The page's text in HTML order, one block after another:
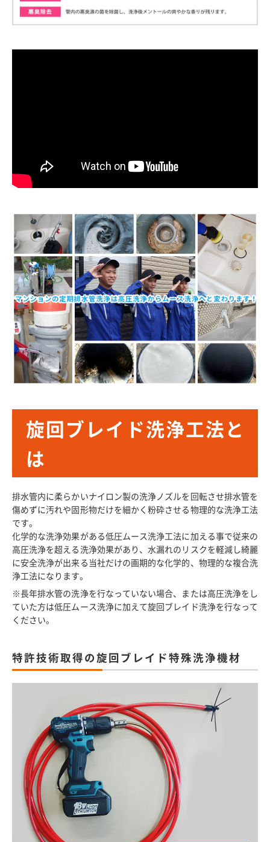
旋回ブレイド洗浄工法と
は
排水管内に柔らかいナイロン製の洗浄ノズルを回転させ排水管を
傷めずに汚れや固形物だけを細かく粉砕させる物理的な洗浄工法
です。
化学的な洗浄効果がある低圧ムース洗浄工法に加える事で従来の
高圧洗浄を超える洗浄効果があり、水漏れのリスクを軽減し綺麗
に安全洗浄が出来る当社だけの画期的な化学的、物理的な複合洗
浄工法になります。
※長年排水管の洗浄を行なっていない場合、または高圧洗浄をし
ていた方は低圧ムース洗浄に加えて旋回ブレイド洗浄を行なって
ください。
特許技術取得の旋回ブレイド特殊洗浄機材